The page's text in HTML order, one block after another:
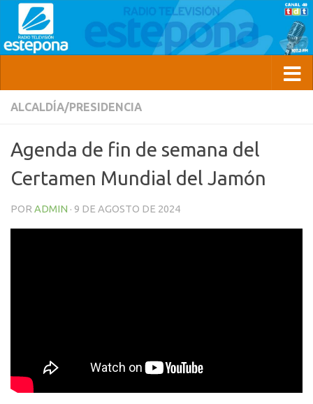
ALCALDÍA/PRESIDENCIA
Agenda de fin de semana del
Certamen Mundial del Jamón
POR ADMIN · 9 DE AGOSTO DE 2024